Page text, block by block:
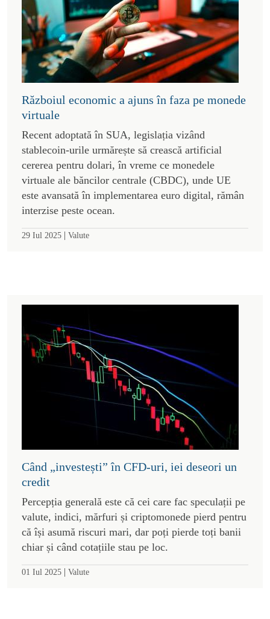
Războiul economic a ajuns în faza pe monede
virtuale
Recent adoptată în SUA, legislația vizând
stablecoin-urile urmărește să crească artificial
cererea pentru dolari, în vreme ce monedele
virtuale ale băncilor centrale (CBDC), unde UE
este avansată în implementarea euro digital, rămân
interzise peste ocean.
29 Iul 2025 | Valute
Când „investești” în CFD-uri, iei deseori un
credit
Percepția generală este că cei care fac speculații pe
valute, indici, mărfuri și criptomonede pierd pentru
că își asumă riscuri mari, dar poți pierde toți banii
chiar și când cotațiile stau pe loc.
01 Iul 2025 | Valute